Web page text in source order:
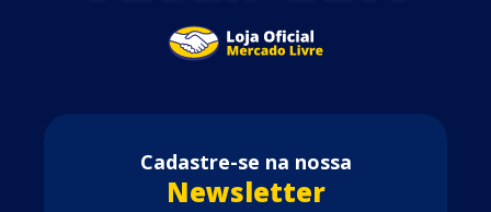
Cadastre-se na nossa
Newsletter